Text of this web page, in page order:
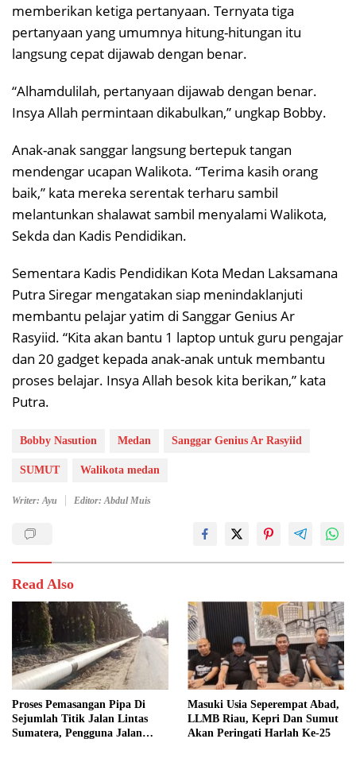
memberikan ketiga pertanyaan. Ternyata tiga
pertanyaan yang umumnya hitung-hitungan itu
langsung cepat dijawab dengan benar.
“Alhamdulilah, pertanyaan dijawab dengan benar.
Insya Allah permintaan dikabulkan,” ungkap Bobby.
Anak-anak sanggar langsung bertepuk tangan
mendengar ucapan Walikota. “Terima kasih orang
baik,” kata mereka serentak terharu sambil
melantunkan shalawat sambil menyalami Walikota,
Sekda dan Kadis Pendidikan.
Sementara Kadis Pendidikan Kota Medan Laksamana
Putra Siregar mengatakan siap menindaklanjuti
membantu pelajar yatim di Sanggar Genius Ar
Rasyiid. “Kita akan bantu 1 laptop untuk guru pengajar
dan 20 gadget kepada anak-anak untuk membantu
proses belajar. Insya Allah besok kita berikan,” kata
Putra.
Bobby Nasution Medan Sanggar Genius Ar Rasyiid
SUMUT Walikota medan
Writer: Ayu Editor: Abdul Muis
Read Also
Proses Pemasangan Pipa Di
Sejumlah Titik Jalan Lintas
Sumatera, Pengguna Jalan
Masuki Usia Seperempat Abad,
LLMB Riau, Kepri Dan Sumut
Akan Peringati Harlah Ke-25